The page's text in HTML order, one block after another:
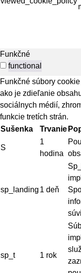
Funkčné
functional
Funkčné súbory
ako je zdieľanie
sociálnych médií,
funkcie tretích strán.
Sušenka
Trvanie
S
1
hodina
sp_landing 1 deň
sp_t 1 rok